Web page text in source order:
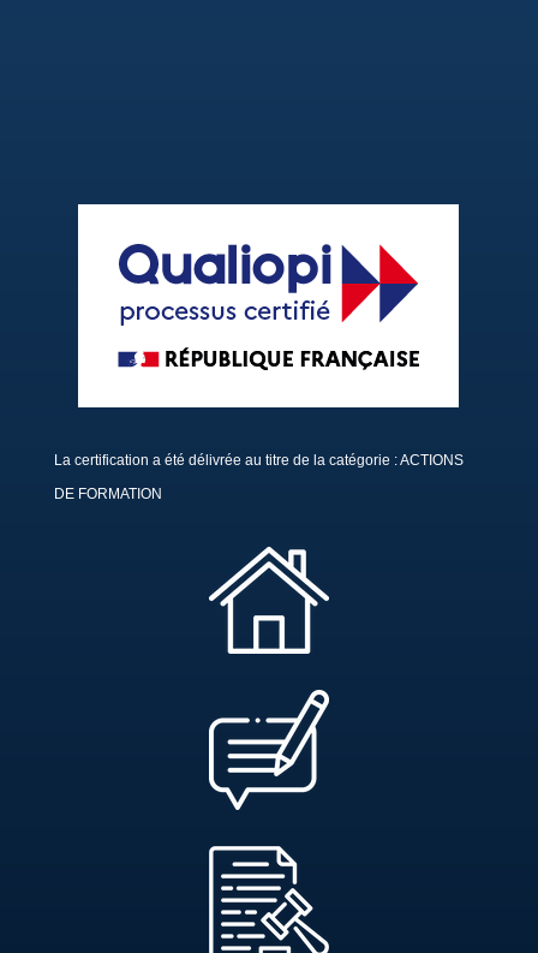
La certification a été délivrée au titre de la catégorie : ACTIONS
DE FORMATION